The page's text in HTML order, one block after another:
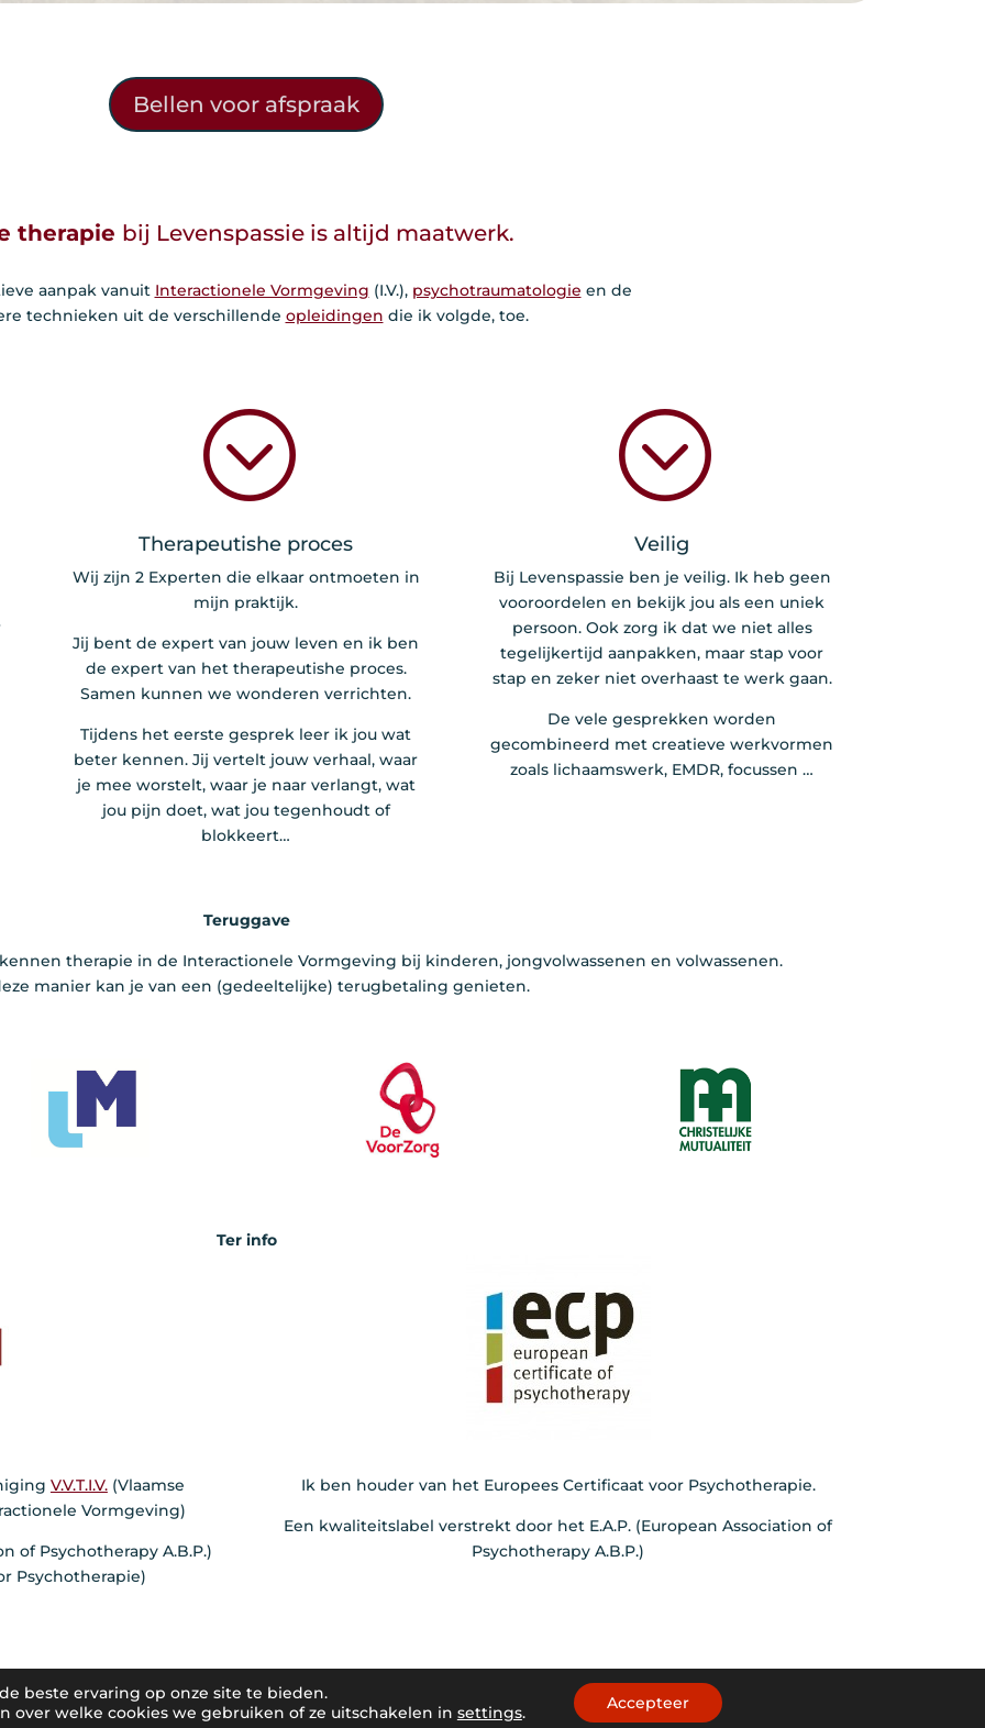
Bellen voor afspraak
therapie bij Levenspassie is altijd maatwerk.
aanpak vanuit Interactionele Vormgeving (I.V.), psychotraumatologie en de
technieken uit de verschillende opleidingen die ik volgde, toe.
;
Therapeutishe proces
Wij zijn 2 Experten die elkaar ontmoeten in
mijn praktijk.
Jij bent de expert van jouw leven en ik ben
de expert van het therapeutishe proces.
Samen kunnen we wonderen verrichten.
Tijdens het eerste gesprek leer ik jou wat
beter kennen. Jij vertelt jouw verhaal, waar
je mee worstelt, waar je naar verlangt, wat
jou pijn doet, wat jou tegenhoudt of
blokkeert…
;
Veilig
Bij Levenspassie ben je veilig. Ik heb geen
vooroordelen en bekijk jou als een uniek
persoon. Ook zorg ik dat we niet alles
tegelijkertijd aanpakken, maar stap voor
stap en zeker niet overhaast te werk gaan.
De vele gesprekken worden
gecombineerd met creatieve werkvormen
zoals lichaamswerk, EMDR, focussen …
Teruggave
therapie in de Interactionele Vormgeving bij kinderen, jongvolwassenen en volwassenen.
manier kan je van een (gedeeltelijke) terugbetaling genieten.
Ter info
V.V.T.I.V.(Vlaamse
Vormgeving)
of Psychotherapy A.B.P.)
Psychotherapie)
Ik ben houder van het Europees Certificaat voor Psychotherapie.
Een kwaliteitslabel verstrekt door het E.A.P. (European Association of
Psychotherapy A.B.P.)
2020 | Alle rechten voorbehouden
beste ervaring op onze site te bieden.
over welke cookies we gebruiken of ze uitschakelen in settings. Accepteer